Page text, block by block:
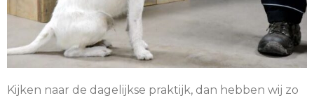
Kijken naar de dagelijkse praktijk, dan hebben wij zo